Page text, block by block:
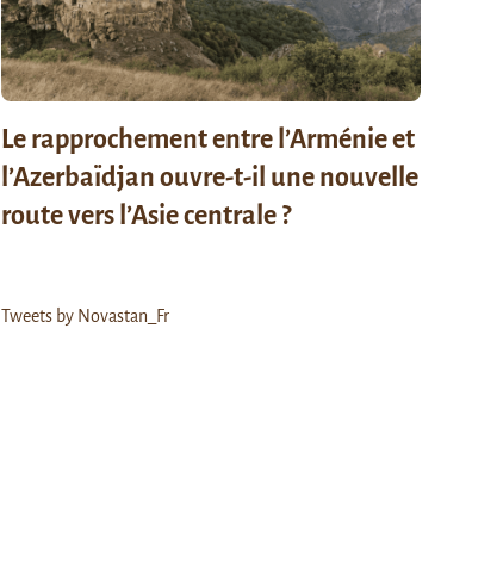
Le rapprochement entre l’Arménie et
l’Azerbaïdjan ouvre-t-il une nouvelle
route vers l’Asie centrale ?
Tweets by Novastan_Fr